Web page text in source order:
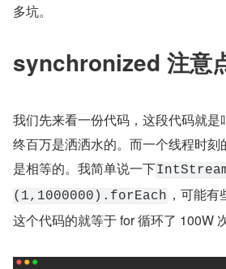
多坑。
synchronized 注意
我们先来看一份代码，这段代码就是
终百万是洒洒水的。而一个线程时刻
是相等的。我简单说一下
(1,1000000).forEach ，可能
这个代码的就等于 for 循环了 100W 次